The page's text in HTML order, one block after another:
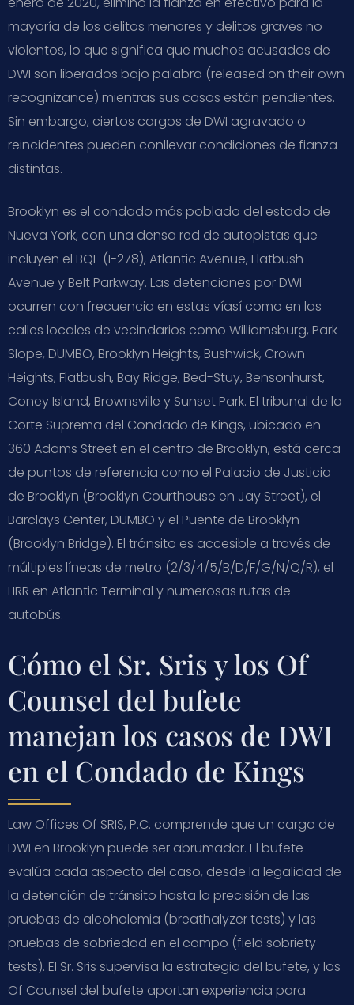
mayoría de los delitos menores y delitos graves no
violentos, lo que significa que muchos acusados de
DWI son liberados bajo palabra (released on their own
recognizance) mientras sus casos están pendientes.
Sin embargo, ciertos cargos de DWI agravado o
reincidentes pueden conllevar condiciones de fianza
distintas.
Brooklyn es el condado más poblado del estado de
Nueva York, con una densa red de autopistas que
incluyen el BQE (I-278), Atlantic Avenue, Flatbush
Avenue y Belt Parkway. Las detenciones por DWI
ocurren con frecuencia en estas víasí como en las
calles locales de vecindarios como Williamsburg, Park
Slope, DUMBO, Brooklyn Heights, Bushwick, Crown
Heights, Flatbush, Bay Ridge, Bed-Stuy, Bensonhurst,
Coney Island, Brownsville y Sunset Park. El tribunal de la
Corte Suprema del Condado de Kings, ubicado en
360 Adams Street en el centro de Brooklyn, está cerca
de puntos de referencia como el Palacio de Justicia
de Brooklyn (Brooklyn Courthouse en Jay Street), el
Barclays Center, DUMBO y el Puente de Brooklyn
(Brooklyn Bridge). El tránsito es accesible a través de
múltiples líneas de metro (2/3/4/5/B/D/F/G/N/Q/R), el
LIRR en Atlantic Terminal y numerosas rutas de
autobús.
Cómo el Sr. Sris y los Of
Counsel del bufete
manejan los casos de DWI
en el Condado de Kings
Law Offices Of SRIS, P.C. comprende que un cargo de
DWI en Brooklyn puede ser abrumador. El bufete
evalúa cada aspecto del caso, desde la legalidad de
la detención de tránsito hasta la precisión de las
pruebas de alcoholemia (breathalyzer tests) y las
pruebas de sobriedad en el campo (field sobriety
tests). El Sr. Sris supervisa la estrategia del bufete, y los
Of Counsel del bufete aportan experiencia para